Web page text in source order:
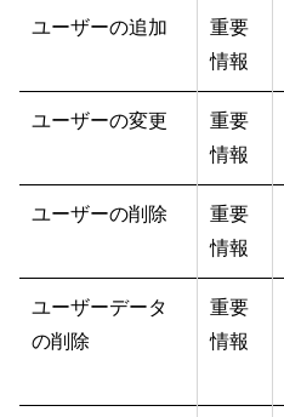
ユーザーの追加
重要
情報
ユーザーの変更
重要
情報
ユーザーの削除
重要
情報
ユーザーデータ
の削除
重要
情報